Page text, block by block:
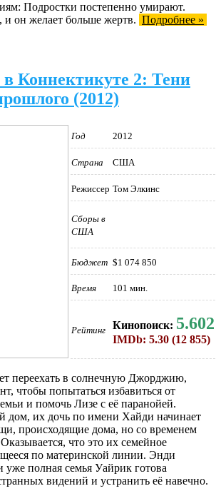
Подростки постепенно умирают.
и он желает больше жертв. Подробнее »
Коннектикуте 2: Тени
(2012)
Год 2012
Страна США
Режиссер Том Элкинс
Сборы в
США
Бюджет $1 074 850
Время 101 мин.
Рейтинг Кинопоиск: 5.602
IMDb: 5.30 (12 855)
переехать в солнечную Джорджию,
чтобы попытаться избавиться от
и помочь Лизе с её паранойей.
дом, их дочь по имени Хайди начинает
происходящие дома, но со временем
что это их семейное
по материнской линии. Энди
полная семья Уайрик готова
видений и устранить её навечно.